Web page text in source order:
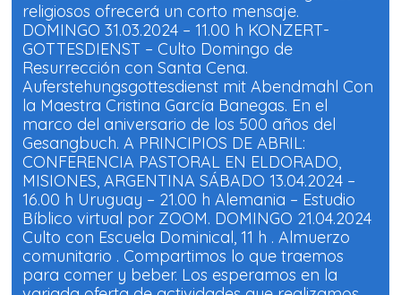
c
e
b
o
o
k
(
S
e
a
b
r
e
e
n
u
n
a
v
e
n
t
a
n
a
n
a
t
s
A
p
p
(
S
e
a
b
r
e
e
n
u
n
a
v
e
n
t
a
n
a
n
religiosos ofrecerá un corto mensaje.
DOMINGO 31.03.2024 – 11.00 h KONZERT-
GOTTESDIENST – Culto Domingo de
Resurrección con Santa Cena.
Auferstehungsgottesdienst mit Abendmahl Con
la Maestra Cristina García Banegas. En el
marco del aniversario de los 500 años del
Gesangbuch. A PRINCIPIOS DE ABRIL:
CONFERENCIA PASTORAL EN ELDORADO,
MISIONES, ARGENTINA SÁBADO 13.04.2024 –
16.00 h Uruguay – 21.00 h Alemania – Estudio
Bíblico virtual por ZOOM. DOMINGO 21.04.2024
Culto con Escuela Dominical, 11 h . Almuerzo
comunitario . Compartimos lo que traemos
para comer y beber. Los esperamos en la